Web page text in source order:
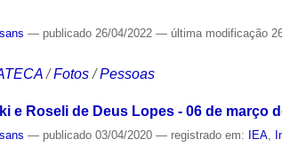
— publicado 26/04/2022— última modificação
/Fotos /Pessoas
e Roseli de Deus Lopes - 06 de março
— publicado 03/04/2020— registrado em: IEA,